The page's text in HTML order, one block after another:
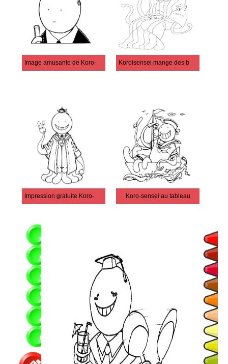
Image amusante de Koro-sensei Koroisensei mange des bonbons
Impression gratuite Koro-sensei Koro-sensei au tableau